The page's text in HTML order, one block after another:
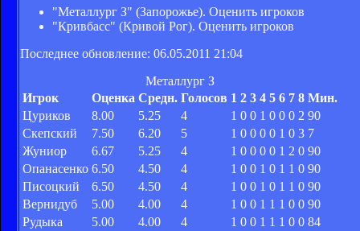
"Металлург З" (Запорожье). Оценить игроков
"Кривбасс" (Кривой Рог). Оценить игроков
Последнее обновление: 06.05.2011 21:04
Металлург З
Игрок
Оценка Средн. Голосов 1 2 3 4 5 6 7 8 Мин.
Цуриков
8.00 5.25 4 1 0 0 1 0 0 0 2 90
Скепский
7.50 6.20 5 1 0 0 0 0 1 0 3 7
Жуниор
6.67 5.25 4 1 0 0 0 0 1 2 0 90
Опанасенко 6.50 4.50 4 1 0 0 1 0 1 1 0 90
Писоцкий
6.50 4.50 4 1 0 0 1 0 1 1 0 90
Вернидуб
5.00 4.00 4 1 0 0 1 1 1 0 0 90
Рудыка
5.00 4.00 4 1 0 0 1 1 1 0 0 84